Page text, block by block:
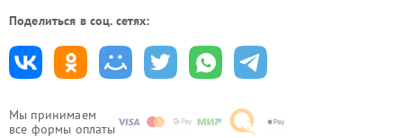
Мы принимаем
все формы оплаты
Поделиться в соц. сетях: